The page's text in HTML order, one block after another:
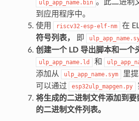
ulp_app_name.bin 。此二进制
到应用程序中。
使用
riscv32-esp-elf-nm 在
符号列表，
即
创建一个 LD 导出脚本和一个
ulp_app_name.ld 和
添加从
ulp_app_name.sym
里
可以通过
esp32ulp_mapgen.py
将生成的二进制文件添加到要
的二进制文件列表。